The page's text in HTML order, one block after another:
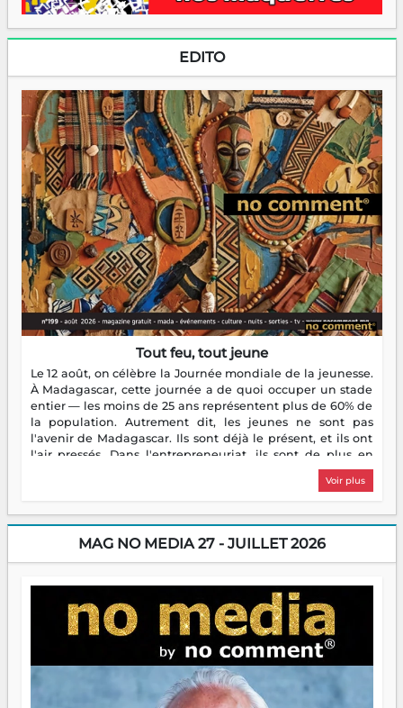
EDITO
Tout feu, tout jeune
Le 12 août, on célèbre la Journée mondiale de la jeunesse.
À Madagascar, cette journée a de quoi occuper un stade
entier — les moins de 25 ans représentent plus de 60% de
la population. Autrement dit, les jeunes ne sont pas
l'avenir de Madagascar. Ils sont déjà le présent, et ils ont
l'air pressés. Dans l'entrepreneuriat, ils sont de plus en
plus nombreux à se lancer, à créer, à risquer — souvent
sans filet, souvent sans aide, mais toujours avec cette
dorment vraiment la nuit. En culture, les nouvelles sont
encore meilleures. Aina Rasamoelina vient de décrocher le
Prix RFI Instrumental Afrique. Miangaly Elia rafle le Prix
jeunes qui tiennent la torche. Alors oui, on pourrait
s'arrêter là, applaudir et rentrer chez soi satisfait. Mais ce
serait passer à côté d'une chose essentielle. La fougue, ça
brûle fort — et parfois, ça brûle vite. Une flamme sans
direction peut éclairer autant qu'elle peut consumer. C'est
là que les aînés entrent en scène — pas pour reprendre le
gouvernail, mais pour montrer où sont les récifs. Les jeunes
ont la force, les vieux ont l'expérience, comme on dit. Ce
Voir plus
MAG NO MEDIA 27 - JUILLET 2026